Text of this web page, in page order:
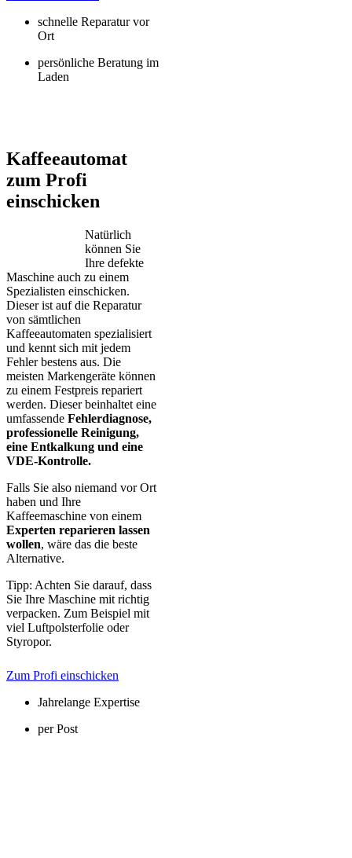
schnelle Reparatur vor
Ort
persönliche Beratung im
Laden
Kaffeeautomat
zum Profi
einschicken
Natürlich
können Sie
Ihre defekte
Maschine auch zu einem
Spezialisten einschicken.
Dieser ist auf die Reparatur
von sämtlichen
Kaffeeautomaten spezialisiert
und kennt sich mit jedem
Fehler bestens aus. Die
meisten Markengeräte können
zu einem Festpreis repariert
werden. Dieser beinhaltet eine
umfassende Fehlerdiagnose,
professionelle Reinigung,
eine Entkalkung und eine
VDE-Kontrolle.
Falls Sie also niemand vor Ort
haben und Ihre
Kaffeemaschine von einem
Experten reparieren lassen
wollen, wäre das die beste
Alternative.
Tipp: Achten Sie darauf, dass
Sie Ihre Maschine mit richtig
verpacken. Zum Beispiel mit
viel Luftpolsterfolie oder
Styropor.
Zum Profi einschicken
Jahrelange Expertise
per Post